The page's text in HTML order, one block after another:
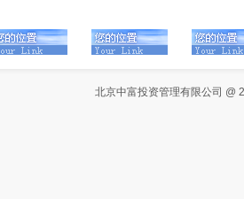
北京中富投资管理有限公司 @